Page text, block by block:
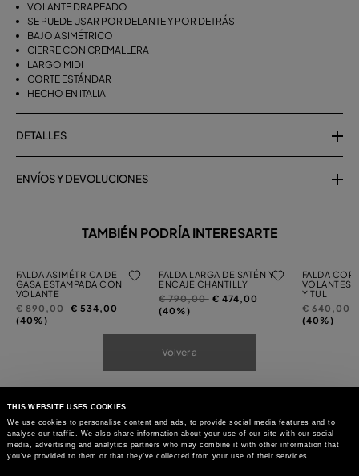
THIS WEBSITE USES COOKIES
We use cookies to personalise content and ads, to provide social media features and to
analyse our traffic. We also share information about your use of our site with our social
media, advertising and analytics partners who may combine it with other information that
you’ve provided to them or that they’ve collected from your use of their services.
VOLANTE DRAPEADO
SE PUEDE USAR POR DELANTE Y POR DETRÁS
BAJO ASIMÉTRICO
CIERRE CON CREMALLERA
LARGO MIDI
CORTE ESTÁNDAR
HECHO EN ITALIA
DETALLES
ENVÍOS Y DEVOLUCIONES
TAMBIÉN PODRÍA INTERESARTE
FALDA ASIMÉTRICA DE
GASA ESTAMPADA CON
VOLANTE
Precio
rebajado
€ 890,00a€ 534,00
(40%)
FALDA LARGA DE SATÉN Y
ENCAJE CHANTILLY
Precio
rebajado
€ 790,00a€ 474,00
(40%)
FALDA
VOLANTES
Y TUL
Precio
rebajado
€ 640,00
(40%)
Volver a